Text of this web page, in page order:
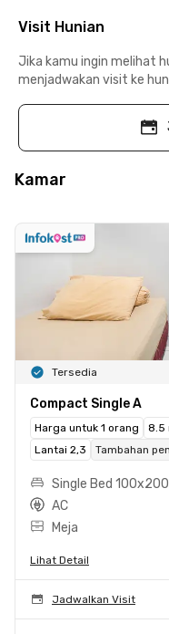
Visit Hunian
Jika kamu ingin melihat
menjadwakan visit ke
Kamar
Tersedia
Compact Single A
Harga untuk 1 orang
8.5
Lantai 2,3
Tambahan
Single Bed
AC
Meja
Lihat Detail
Jadwalkan Visit